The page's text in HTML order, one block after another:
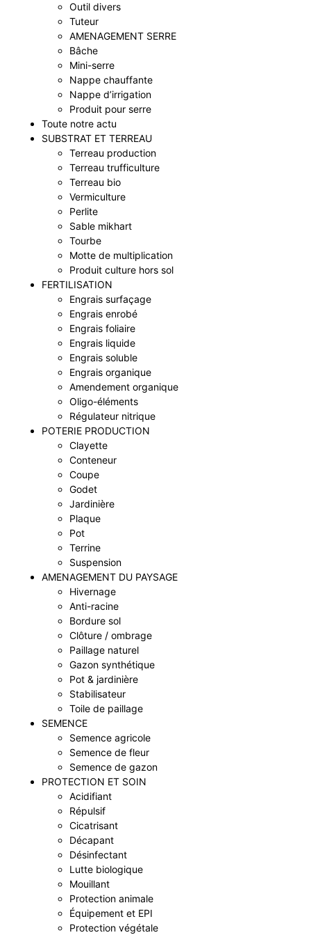
Outil divers
Tuteur
AMENAGEMENT SERRE
Bâche
Mini-serre
Nappe chauffante
Nappe d’irrigation
Produit pour serre
Toute notre actu
SUBSTRAT ET TERREAU
Terreau production
Terreau trufficulture
Terreau bio
Vermiculture
Perlite
Sable mikhart
Tourbe
Motte de multiplication
Produit culture hors sol
FERTILISATION
Engrais surfaçage
Engrais enrobé
Engrais foliaire
Engrais liquide
Engrais soluble
Engrais organique
Amendement organique
Oligo-éléments
Régulateur nitrique
POTERIE PRODUCTION
Clayette
Conteneur
Coupe
Godet
Jardinière
Plaque
Pot
Terrine
Suspension
AMENAGEMENT DU PAYSAGE
Hivernage
Anti-racine
Bordure sol
Clôture / ombrage
Paillage naturel
Gazon synthétique
Pot & jardinière
Stabilisateur
Toile de paillage
SEMENCE
Semence agricole
Semence de fleur
Semence de gazon
PROTECTION ET SOIN
Acidifiant
Répulsif
Cicatrisant
Décapant
Désinfectant
Lutte biologique
Mouillant
Protection animale
Équipement et EPI
Protection végétale